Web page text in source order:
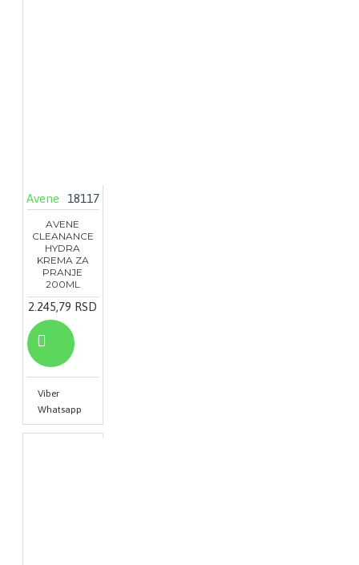
Avene 18117
AVENE
CLEANANCE
HYDRA
KREMA ZA
PRANJE
200ML
2.245,79 RSD
Viber
Whatsapp